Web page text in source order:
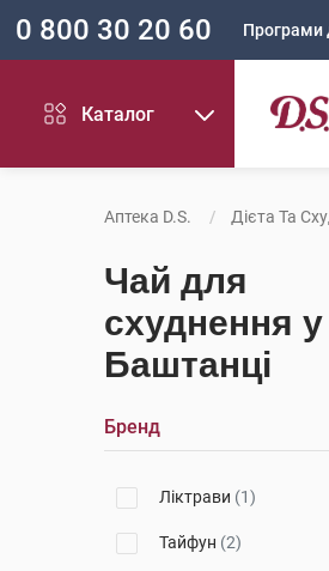
0 800 30 20 60 Програми
Каталог
Аптека D.S. Дієта Та
Чай для
схуднення у
Баштанці
Бренд
Ліктрави (1)
Тайфун (2)